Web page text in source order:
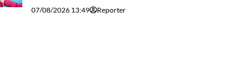
07/08/2026 13:49 Reporter